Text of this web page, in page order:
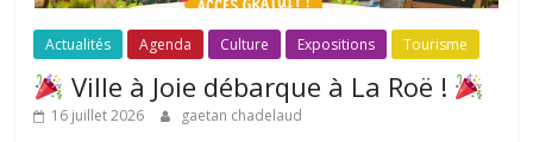
Actualités Agenda Culture Expositions Tourisme
Ville à Joie débarque à La Roë !
16 juillet 2026 gaetan chadelaud